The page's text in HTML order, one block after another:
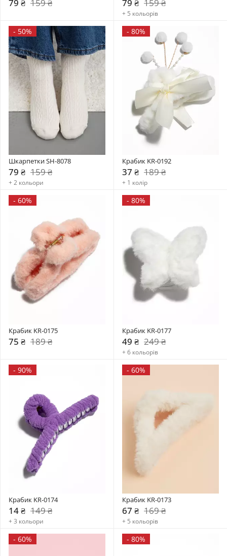
79 ₴ 159 ₴ 79 ₴ 159 ₴
+ 5 кольорів
- 50%
Шкарпетки SH-8078
79 ₴ 159 ₴
+ 2 кольори
- 80%
Крабик KR-0192
37 ₴ 189 ₴
+ 1 колір
- 60%
Крабик KR-0175
75 ₴ 189 ₴
- 80%
Крабик KR-0177
49 ₴ 249 ₴
+ 6 кольорів
- 90%
Крабик KR-0174
14 ₴ 149 ₴
+ 3 кольори
- 60%
Крабик KR-0173
67 ₴ 169 ₴
+ 5 кольорів
- 60% - 80%